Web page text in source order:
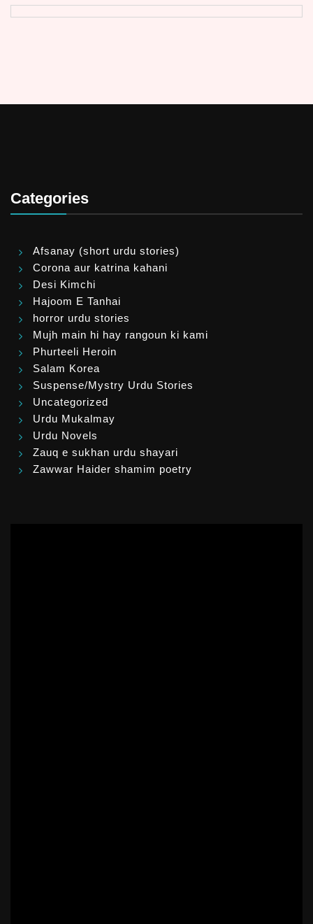
Categories
Afsanay (short urdu stories)
Corona aur katrina kahani
Desi Kimchi
Hajoom E Tanhai
horror urdu stories
Mujh main hi hay rangoun ki kami
Phurteeli Heroin
Salam Korea
Suspense/Mystry Urdu Stories
Uncategorized
Urdu Mukalmay
Urdu Novels
Zauq e sukhan urdu shayari
Zawwar Haider shamim poetry